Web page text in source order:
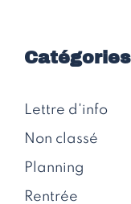
Catégories
Lettre d'info
Non classé
Planning
Rentrée